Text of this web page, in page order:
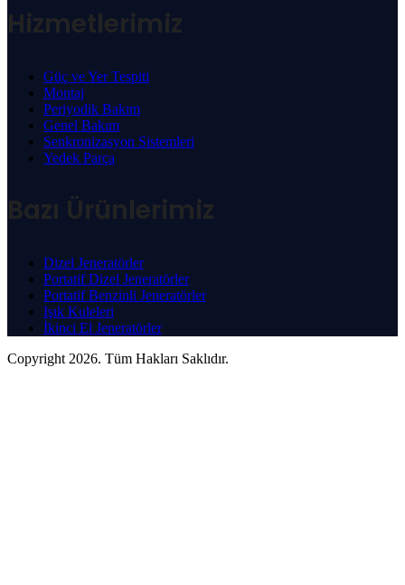
Hizmetlerimiz
Güç ve Yer Tespiti
Montaj
Periyodik Bakım
Genel Bakım
Senkronizasyon Sistemleri
Yedek Parça
Bazı Ürünlerimiz
Dizel Jeneratörler
Portatif Dizel Jeneratörler
Portatif Benzinli Jeneratörler
Işık Kuleleri
İkinci El Jeneratörler
Copyright 2026. Tüm Hakları Saklıdır.